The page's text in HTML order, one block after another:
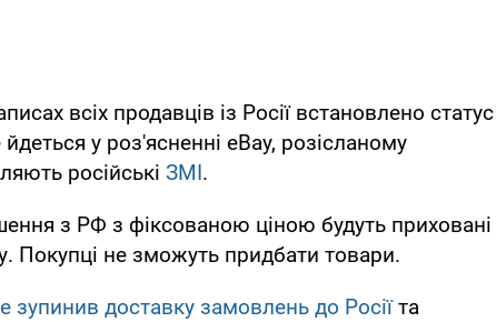
всіх продавців із Росії встановлено статус
у роз'ясненні eBay, розісланому
російські ЗМІ.
з РФ з фіксованою ціною будуть приховані
Покупці не зможуть придбати товари.
зупинив доставку замовлень до Росіїта